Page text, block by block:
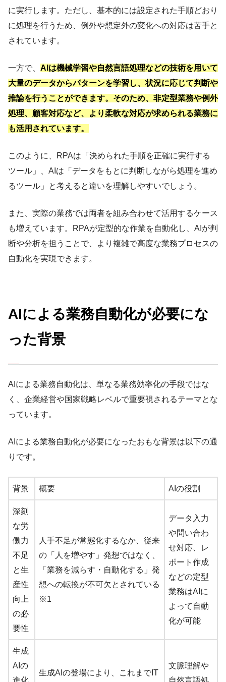
に実行します。ただし、基本的には設定された手順どおり
に処理を行うため、例外や想定外の変化への対応は苦手と
されています。
一方で、 AIは機械学習や自然言語処理などの技術を用いて
大量のデータからパターンを学習し、状況に応じて判断や
推論を行うことができます。そのため、非定型業務や例外
処理、顧客対応など、より柔軟な対応が求められる業務に
も活用されています。
このように、RPAは「決められた手順を正確に実行する
ツール」、AIは「データをもとに判断しながら処理を進め
るツール」と考えると違いを理解しやすいでしょう。
また、実際の業務では両者を組み合わせて活用するケース
も増えています。RPAが定型的な作業を自動化し、AIが判
断や分析を担うことで、より複雑で高度な業務プロセスの
自動化を実現できます。
AIによる業務自動化が必要にな
った背景
AIによる業務自動化は、単なる業務効率化の手段ではな
く、企業経営や国家戦略レベルで重要視されるテーマとな
っています。
AIによる業務自動化が必要になったおもな背景は以下の通
りです。
背景 概要 AIの役割
深刻
な労
働力
不足
と生
産性
向上
の必
要性
人手不足が常態化するなか、従来
の「人を増やす」発想ではなく、
「業務を減らす・自動化する」発
想への転換が不可欠とされている
※1
データ入力
や問い合わ
せ対応、レ
ポート作成
などの定型
業務はAIに
よって自動
化が可能
生成
AIの
進化
生成AIの登場により、これまでIT
文脈理解や
自然言語処